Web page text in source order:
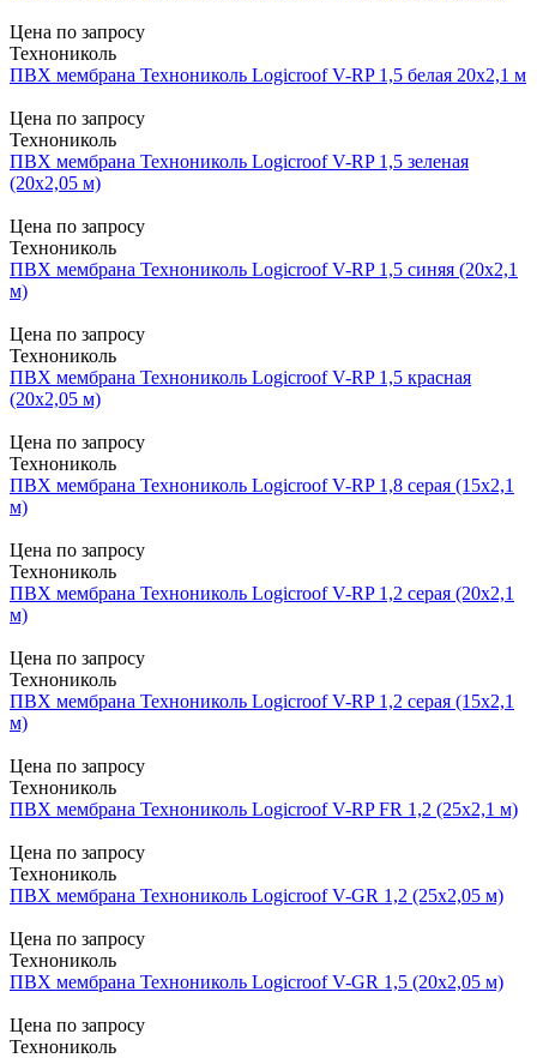
Цена по запросу
Технониколь
ПВХ мембрана Технониколь Logicroof V-RP 1,5 белая 20х2,1 м
Цена по запросу
Технониколь
ПВХ мембрана Технониколь Logicroof V-RP 1,5 зеленая
(20х2,05 м)
Цена по запросу
Технониколь
ПВХ мембрана Технониколь Logicroof V-RP 1,5 синяя (20х2,1
м)
Цена по запросу
Технониколь
ПВХ мембрана Технониколь Logicroof V-RP 1,5 красная
(20х2,05 м)
Цена по запросу
Технониколь
ПВХ мембрана Технониколь Logicroof V-RP 1,8 серая (15х2,1
м)
Цена по запросу
Технониколь
ПВХ мембрана Технониколь Logicroof V-RP 1,2 серая (20х2,1
м)
Цена по запросу
Технониколь
ПВХ мембрана Технониколь Logicroof V-RP 1,2 серая (15х2,1
м)
Цена по запросу
Технониколь
ПВХ мембрана Технониколь Logicroof V-RP FR 1,2 (25х2,1 м)
Цена по запросу
Технониколь
ПВХ мембрана Технониколь Logicroof V-GR 1,2 (25х2,05 м)
Цена по запросу
Технониколь
ПВХ мембрана Технониколь Logicroof V-GR 1,5 (20х2,05 м)
Цена по запросу
Технониколь